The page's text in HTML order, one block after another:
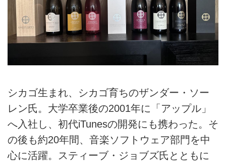
シカゴ生まれ、シカゴ育ちのザンダー・ソー
レン氏。大学卒業後の2001年に「アップル」
へ入社し、初代iTunesの開発にも携わった。そ
の後も約20年間、音楽ソフトウェア部門を中
心に活躍。スティーブ・ジョブズ氏とともに